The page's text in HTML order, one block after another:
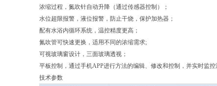
浓缩过程，氮吹针自动升降（通过传感器控制）；
水位超限报警，液位报警，防止干烧，保护加热器；
配有水浴内循环系统，温控精度更高；
氮吹管可快速更换，适用不同的浓缩需求;
可视玻璃窗设计，三面玻璃透视；
平板控制，通过手机APP进行方法的编辑、修改和控制，并实时监控
技术参数